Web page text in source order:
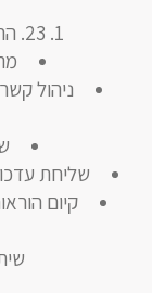
23. החברה תעשה שימוש במידע לצורך:
ניהול
שליחת
קיום